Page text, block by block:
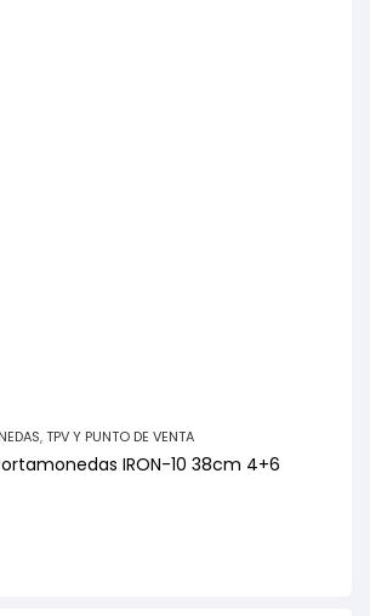
,TPV Y PUNTO DE VENTA
IRON-10 38cm 4+6